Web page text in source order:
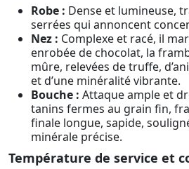
Robe : Dense et lumineuse,
serrées qui annoncent
Nez : Complexe et racé, il
enrobée de chocolat, la
mûre, relevées de truffe,
et d’une minéralité vibrante.
Bouche : Attaque ample et
tanins fermes au grain fin,
finale longue, sapide,
minérale précise.
Température de service et